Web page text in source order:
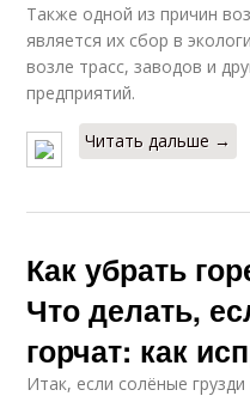
Также одной из причин
является их сбор в
возле трасс, заводов и
предприятий.
Читать дальше →
Как убрать
Что делать,
горчат: как
Итак, если солёные